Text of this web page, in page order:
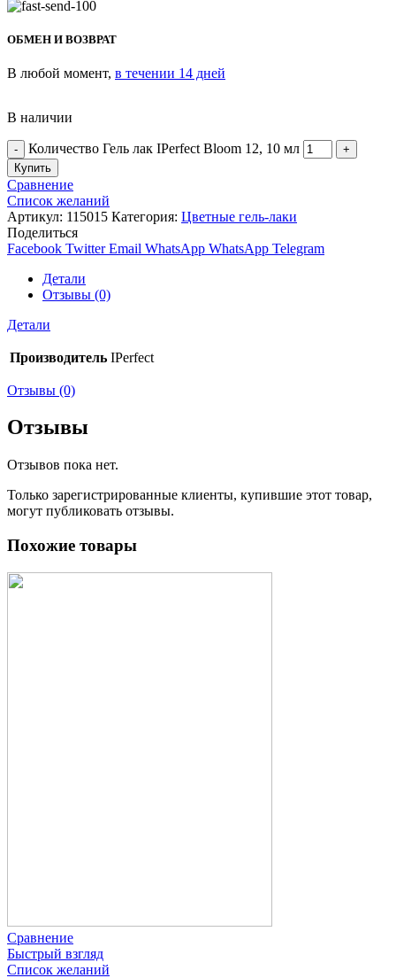
ОБМЕН И ВОЗВРАТ
В любой момент, в течении 14 дней
В наличии
Количество Гель лак IPerfect Bloom 12, 10 мл
Купить
Сравнение
Список желаний
Артикул: 115015 Категория: Цветные гель-лаки
Поделиться
Facebook Twitter Email WhatsApp WhatsApp Telegram
Детали
Отзывы (0)
Детали
Производитель IPerfect
Отзывы (0)
Отзывы
Отзывов пока нет.
Только зарегистрированные клиенты, купившие этот товар,
могут публиковать отзывы.
Похожие товары
Сравнение
Быстрый взгляд
Список желаний